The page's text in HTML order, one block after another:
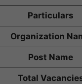
Particulars
Organization
Post Name
Total